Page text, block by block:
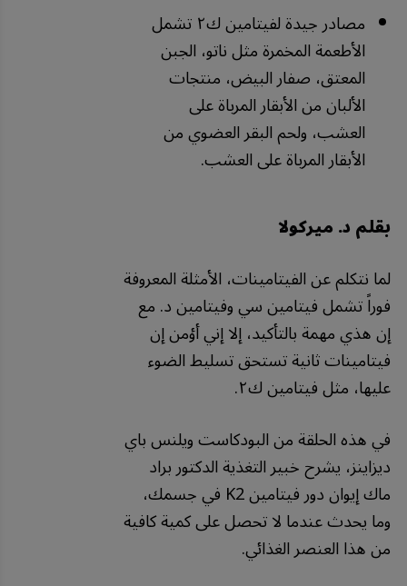
مصادر جيدة لفيتامين ك٢ تشمل
الأطعمة المخمرة مثل ناتو، الجبن
المعتق، صفار البيض، منتجات
الألبان من الأبقار المرباة على
العشب، ولحم البقر العضوي من
الأبقار المرباة على العشب.
بقلم د. ميركولا
لما نتكلم عن الفيتامينات، الأمثلة المعروفة
فوراً تشمل فيتامين سي وفيتامين د. مع
إن هذي مهمة بالتأكيد، إلا إني أؤمن إن
فيتامينات ثانية تستحق تسليط الضوء
عليها، مثل فيتامين ك٢.
في هذه الحلقة من البودكاست ويلنس باي
ديزاينز، يشرح خبير التغذية الدكتور براد
ماك إيوان دور فيتامين K2 في جسمك،
وما يحدث عندما لا تحصل على كمية كافية
من هذا العنصر الغذائي.